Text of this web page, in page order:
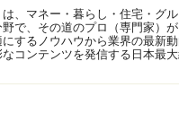
は、マネー・暮らし・住宅・グ
で、その道のプロ（専門家）
にするノウハウから業界の最新
コンテンツを発信する日本最